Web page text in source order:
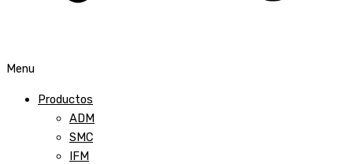
Menu
Productos
ADM
SMC
IFM